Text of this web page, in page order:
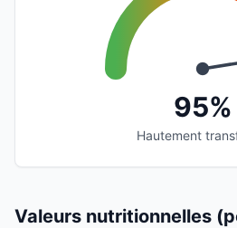
95%
Hautement
Valeurs nutritionnelles